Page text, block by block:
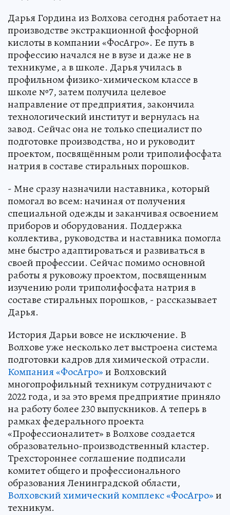
Дарья Гордина из Волхова сегодня работает на
производстве экстракционной фосфорной
кислоты в компании «ФосАгро». Ее путь в
профессию начался не в вузе и даже не в
техникуме, а в школе. Дарья училась в
профильном физико-химическом классе в
школе №7, затем получила целевое
направление от предприятия, закончила
технологический институт и вернулась на
завод. Сейчас она не только специалист по
подготовке производства, но и руководит
проектом, посвящённым роли триполифосфата
натрия в составе стиральных порошков.
- Мне сразу назначили наставника, который
помогал во всем: начиная от получения
специальной одежды и заканчивая освоением
приборов и оборудования. Поддержка
коллектива, руководства и наставника помогла
мне быстро адаптироваться и развиваться в
своей профессии. Сейчас помимо основной
работы я руковожу проектом, посвященным
изучению роли триполифосфата натрия в
составе стиральных порошков, - рассказывает
Дарья.
История Дарьи вовсе не исключение. В
Волхове уже несколько лет выстроена система
подготовки кадров для химической отрасли.
Компания «ФосАгро»и Волховский
многопрофильный техникум сотрудничают с
2022 года, и за это время предприятие приняло
на работу более 230 выпускников. А теперь в
рамках федерального проекта
«Профессионалитет» в Волхове создается
образовательно-производственный кластер.
Трехстороннее соглашение подписали
комитет общего и профессионального
образования Ленинградской области,
Волховский химический комплекс «ФосАгро»и
техникум.